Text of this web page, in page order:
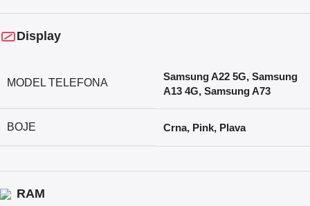
Display
MODEL TELEFONA
Samsung A22 5G, Samsung
A13 4G, Samsung A73
BOJE Crna, Pink, Plava
RAM